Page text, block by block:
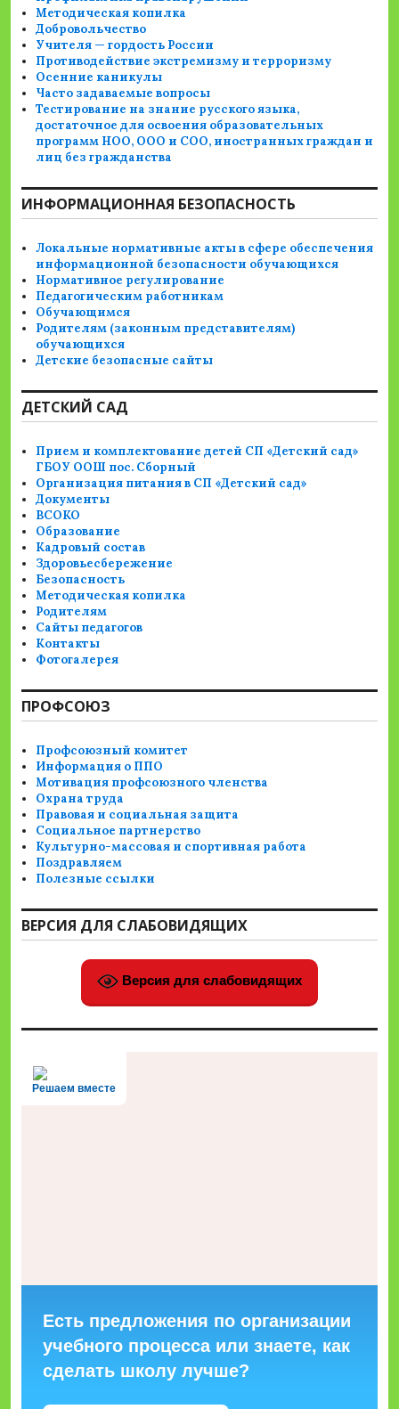
Методическая копилка
Добровольчество
Учителя — гордость России
Противодействие экстремизму и терроризму
Осенние каникулы
Часто задаваемые вопросы
Тестирование на знание русского языка,
достаточное для освоения образовательных
программ НОО, ООО и СОО, иностранных граждан и
лиц без гражданства
ИНФОРМАЦИОННАЯ БЕЗОПАСНОСТЬ
Локальные нормативные акты в сфере обеспечения
информационной безопасности обучающихся
Нормативное регулирование
Педагогическим работникам
Обучающимся
Родителям (законным представителям)
обучающихся
Детские безопасные сайты
ДЕТСКИЙ САД
Прием и комплектование детей СП «Детский сад»
ГБОУ ООШ пос. Сборный
Организация питания в СП «Детский сад»
Документы
ВСОКО
Образование
Кадровый состав
Здоровьесбережение
Безопасность
Методическая копилка
Родителям
Сайты педагогов
Контакты
Фотогалерея
ПРОФСОЮЗ
Профсоюзный комитет
Информация о ППО
Мотивация профсоюзного членства
Охрана труда
Правовая и социальная защита
Социальное партнерство
Культурно-массовая и спортивная работа
Поздравляем
Полезные ссылки
ВЕРСИЯ ДЛЯ СЛАБОВИДЯЩИХ
Версия для слабовидящих
Решаем вместе
Есть предложения по организации
учебного процесса или знаете, как
сделать школу лучше?